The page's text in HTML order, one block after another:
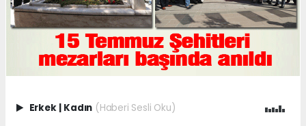
Erkek | Kadın (Haberi Sesli Oku)